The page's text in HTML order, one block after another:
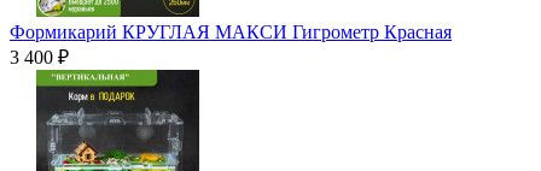
Формикарий КРУГЛАЯ МАКСИ Гигрометр Красная
3 400 ₽